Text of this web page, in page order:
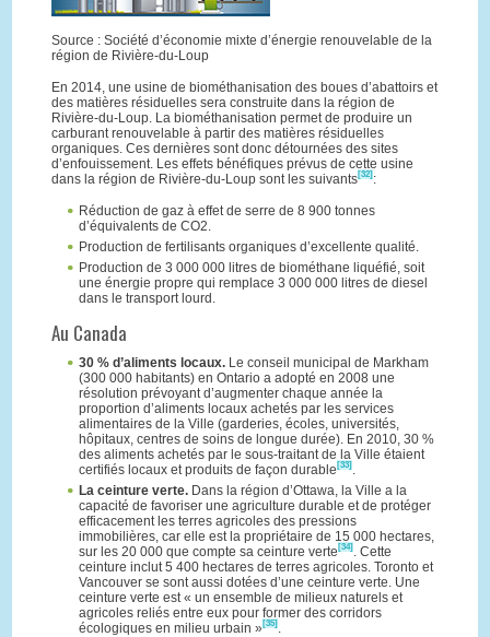
Source : Société d’économie mixte d’énergie renouvelable de la
région de Rivière-du-Loup
En 2014, une usine de biométhanisation des boues d’abattoirs et
des matières résiduelles sera construite dans la région de
Rivière-du-Loup. La biométhanisation permet de produire un
carburant renouvelable à partir des matières résiduelles
organiques. Ces dernières sont donc détournées des sites
d’enfouissement. Les effets bénéfiques prévus de cette usine
dans la région de Rivière-du-Loup sont les suivants[32] :
Réduction de gaz à effet de serre de 8 900 tonnes
d’équivalents de CO2.
Production de fertilisants organiques d’excellente qualité.
Production de 3 000 000 litres de biométhane liquéfié, soit
une énergie propre qui remplace 3 000 000 litres de diesel
dans le transport lourd.
Au Canada
30 % d’aliments locaux. Le conseil municipal de Markham
(300 000 habitants) en Ontario a adopté en 2008 une
résolution prévoyant d’augmenter chaque année la
proportion d’aliments locaux achetés par les services
alimentaires de la Ville (garderies, écoles, universités,
hôpitaux, centres de soins de longue durée). En 2010, 30 %
des aliments achetés par le sous-traitant de la Ville étaient
certifiés locaux et produits de façon durable [33] .
La ceinture verte.Dans la région d’Ottawa, la Ville a la
capacité de favoriser une agriculture durable et de protéger
efficacement les terres agricoles des pressions
immobilières, car elle est la propriétaire de 15 000 hectares,
sur les 20 000 que compte sa ceinture verte [34] . Cette
ceinture inclut 5 400 hectares de terres agricoles. Toronto et
Vancouver se sont aussi dotées d’une ceinture verte. Une
ceinture verte est « un ensemble de milieux naturels et
agricoles reliés entre eux pour former des corridors
écologiques en milieu urbain » [35] .